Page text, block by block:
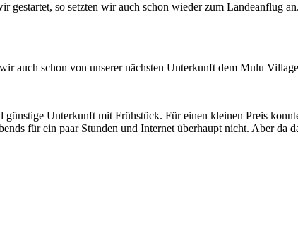
so setzten wir auch schon wieder zum Landeanflug
auch schon von unserer nächsten Unterkunft dem Mulu
Unterkunft mit Frühstück. Für einen kleinen Preis
für ein paar Stunden und Internet überhaupt nicht. Aber da